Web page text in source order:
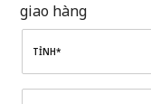
giao hàng
TỈNH*